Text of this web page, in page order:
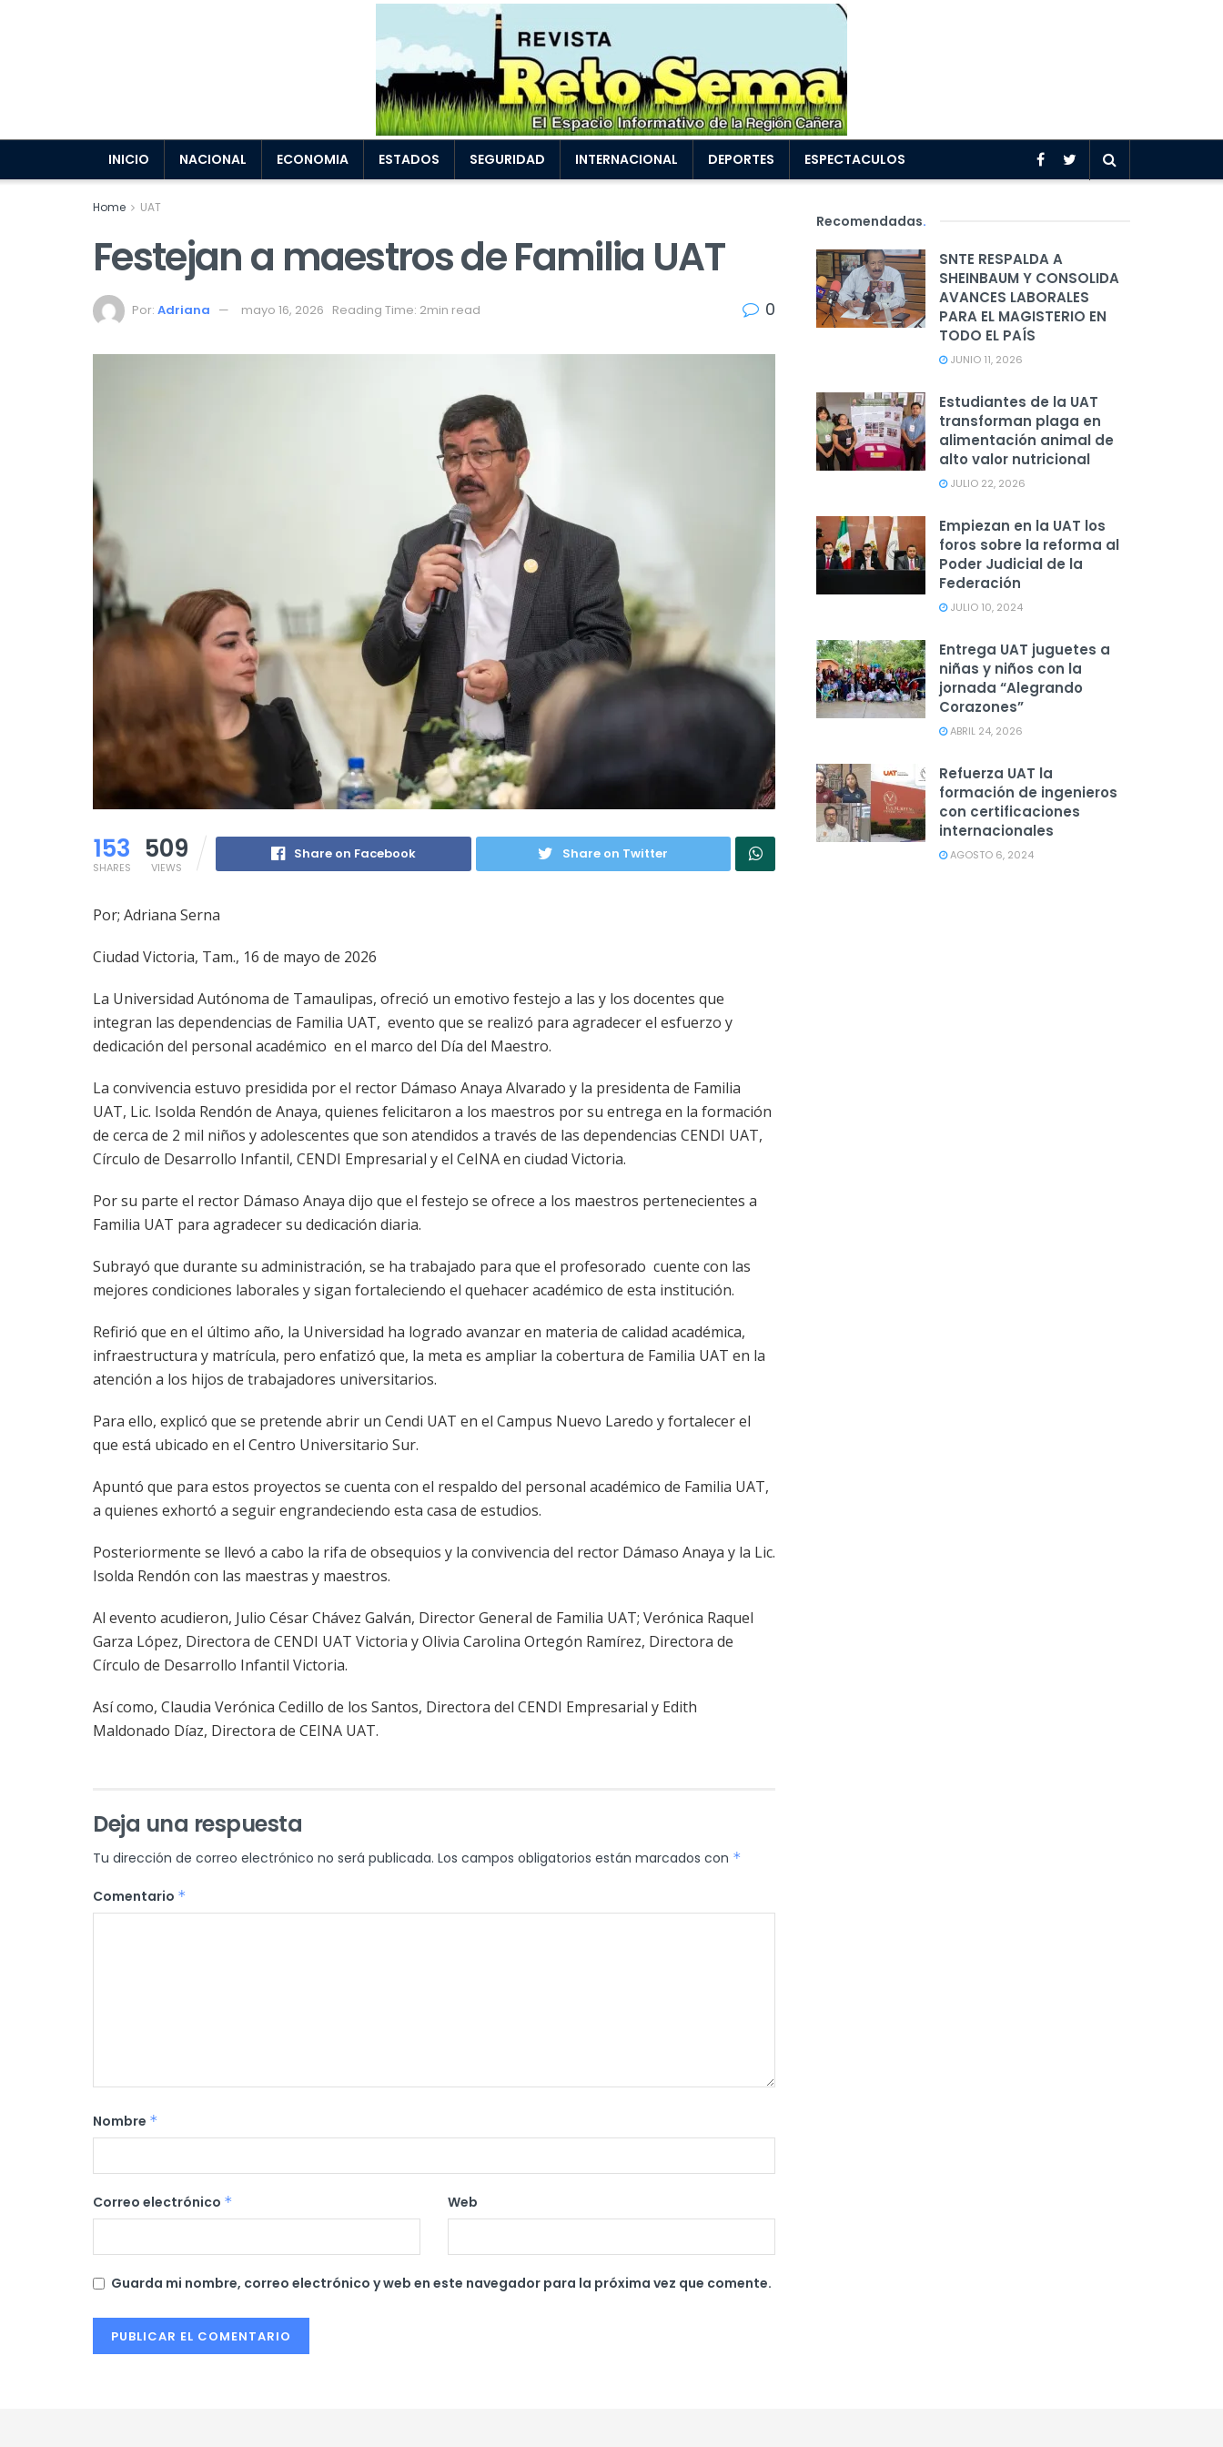
INICIO NACIONAL ECONOMIA ESTADOS SEGURIDAD INTERNACIONAL DEPORTES ESPECTACULOS
Home UAT
Festejan a maestros de Familia UAT
Por: Adriana mayo 16, 2026 Reading Time: 2min read 0
153
SHARES
509
VIEWS
Share on Facebook Share on Twitter
Por; Adriana Serna
Ciudad Victoria, Tam., 16 de mayo de 2026
La Universidad Autónoma de Tamaulipas, ofreció un emotivo festejo a las y los docentes que
integran las dependencias de Familia UAT, evento que se realizó para agradecer el esfuerzo y
dedicación del personal académico en el marco del Día del Maestro.
La convivencia estuvo presidida por el rector Dámaso Anaya Alvarado y la presidenta de Familia
UAT, Lic. Isolda Rendón de Anaya, quienes felicitaron a los maestros por su entrega en la formación
de cerca de 2 mil niños y adolescentes que son atendidos a través de las dependencias CENDI UAT,
Círculo de Desarrollo Infantil, CENDI Empresarial y el CeINA en ciudad Victoria.
Por su parte el rector Dámaso Anaya dijo que el festejo se ofrece a los maestros pertenecientes a
Familia UAT para agradecer su dedicación diaria.
Subrayó que durante su administración, se ha trabajado para que el profesorado cuente con las
mejores condiciones laborales y sigan fortaleciendo el quehacer académico de esta institución.
Refirió que en el último año, la Universidad ha logrado avanzar en materia de calidad académica,
infraestructura y matrícula, pero enfatizó que, la meta es ampliar la cobertura de Familia UAT en la
atención a los hijos de trabajadores universitarios.
Para ello, explicó que se pretende abrir un Cendi UAT en el Campus Nuevo Laredo y fortalecer el
que está ubicado en el Centro Universitario Sur.
Apuntó que para estos proyectos se cuenta con el respaldo del personal académico de Familia UAT,
a quienes exhortó a seguir engrandeciendo esta casa de estudios.
Posteriormente se llevó a cabo la rifa de obsequios y la convivencia del rector Dámaso Anaya y la Lic.
Isolda Rendón con las maestras y maestros.
Al evento acudieron, Julio César Chávez Galván, Director General de Familia UAT; Verónica Raquel
Garza López, Directora de CENDI UAT Victoria y Olivia Carolina Ortegón Ramírez, Directora de
Círculo de Desarrollo Infantil Victoria.
Así como, Claudia Verónica Cedillo de los Santos, Directora del CENDI Empresarial y Edith
Maldonado Díaz, Directora de CEINA UAT.
Deja una respuesta
Tu dirección de correo electrónico no será publicada. Los campos obligatorios están marcados con *
Comentario *
Nombre *
Correo electrónico * Web
Guarda mi nombre, correo electrónico y web en este navegador para la próxima vez que comente.
Recomendadas.
SNTE RESPALDA A
SHEINBAUM Y CONSOLIDA
AVANCES LABORALES
PARA EL MAGISTERIO EN
TODO EL PAÍS
JUNIO 11, 2026
Estudiantes de la UAT
transforman plaga en
alimentación animal de
alto valor nutricional
JULIO 22, 2026
Empiezan en la UAT los
foros sobre la reforma al
Poder Judicial de la
Federación
JULIO 10, 2024
Entrega UAT juguetes a
niñas y niños con la
jornada “Alegrando
Corazones”
ABRIL 24, 2026
Refuerza UAT la
formación de ingenieros
con certificaciones
internacionales
AGOSTO 6, 2024